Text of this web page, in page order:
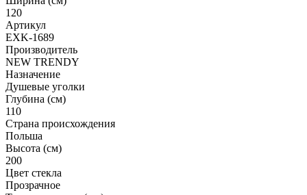
120
Артикул
EXK-1689
Производитель
NEW TRENDY
Назначение
Душевые уголки
Глубина (см)
110
Страна происхождения
Польша
Высота (см)
200
Цвет стекла
Прозрачное